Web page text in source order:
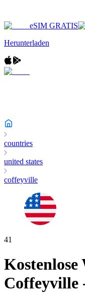
eSIM GRATIS
Herunterladen
countries
united states
coffeyville
41
Coffeyville